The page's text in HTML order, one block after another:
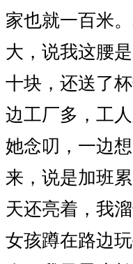
家也就一百米
大，说我这腰
十块，还送了
边工厂多，工
她念叨，一边
来，说是加班
天还亮着，我
女孩蹲在路边